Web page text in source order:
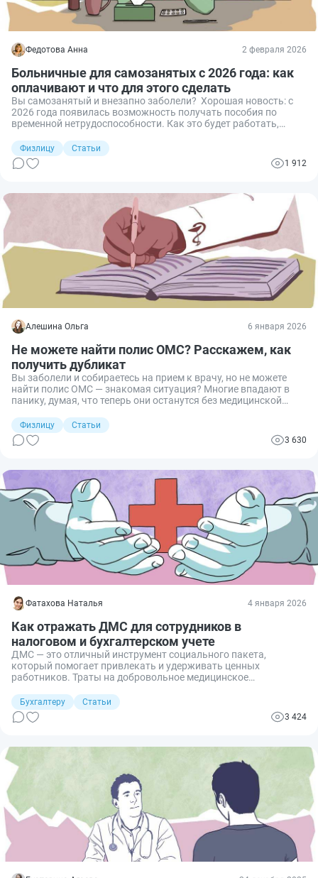
Федотова Анна 2 февраля 2026
Больничные для самозанятых с 2026 года: как
оплачивают и что для этого сделать
Вы самозанятый и внезапно заболели? Хорошая новость: с
2026 года появилась возможность получать пособия по
временной нетрудоспособности. Как это будет работать,
разберу дальше.
Физлицу
Статьи
1 912
Алешина Ольга 6 января 2026
Не можете найти полис ОМС? Расскажем, как
получить дубликат
Вы заболели и собираетесь на прием к врачу, но не можете
найти полис ОМС — знакомая ситуация? Многие впадают в
панику, думая, что теперь они останутся без медицинской
примут. Разберем, как найти данные полиса, восстановить его
после утери и получать медицинскую помощь, даже если
документа нет под рукой.
Физлицу
Статьи
3 630
Фатахова Наталья 4 января 2026
Как отражать ДМС для сотрудников в
налоговом и бухгалтерском учете
ДМС — это отличный инструмент социального пакета,
который помогает привлекать и удерживать ценных
работников. Траты на добровольное медицинское
соблюдении ряда условий. При неверном отражении расходов
в учете, получите доначисления налогов, пеней и штрафов.
Разберемся, как правильно учесть траты по ДМС при расчете
также предоставим проводки в бухучете.
Бухгалтеру
Статьи
3 424